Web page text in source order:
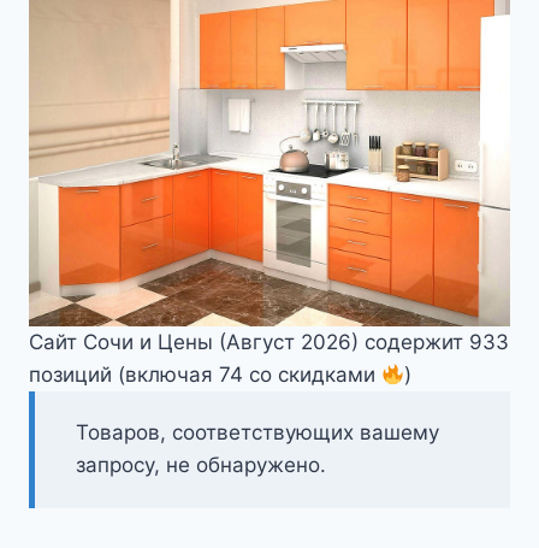
Сайт Сочи и Цены (Август 2026) содержит 933
позиций (включая 74 со скидками
)
Товаров, соответствующих вашему
запросу, не обнаружено.